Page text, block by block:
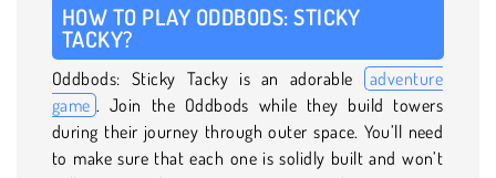
HOW TO PLAY ODDBODS: STICKY
TACKY?
Oddbods: Sticky Tacky is an adorable
adventure
game . Join the Oddbods while they build towers
during their journey through outer space. You’ll need
to make sure that each one is solidly built and won’t